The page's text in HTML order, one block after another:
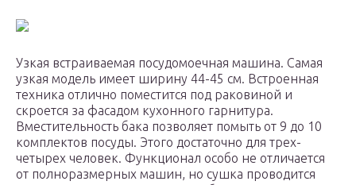
Узкая встраиваемая посудомоечная машина. Самая
узкая модель имеет ширину 44-45 см. Встроенная
техника отлично поместится под раковиной и
скроется за фасадом кухонного гарнитура.
Вместительность бака позволяет помыть от 9 до 10
комплектов посуды. Этого достаточно для трех-
четырех человек. Функционал особо не отличается
от полноразмерных машин, но сушка проводится